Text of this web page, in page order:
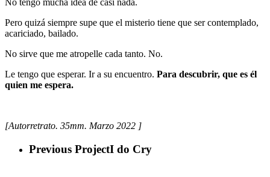
Pero quizá siempre supe que el misterio tiene que ser contemplado,
acariciado, bailado.
No sirve que me atropelle cada tanto. No.
Le tengo que esperar. Ir a su encuentro. Para descubrir, que es él
quien me espera.
[Autorretrato. 35mm. Marzo 2022 ]
Previous ProjectI do Cry